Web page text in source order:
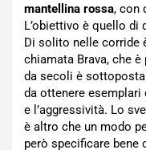
mantellina rossa, con
L’obiettivo è quello di
Di solito nelle corride
chiamata Brava, che
da secoli è sottoposta
da ottenere esemplari
e l’aggressività. Lo
è altro che un modo
però specificare bene